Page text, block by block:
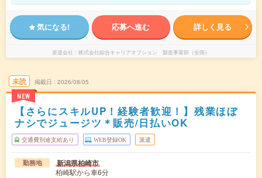
気になる! 応募へ進む 詳しく見る
派遣会社 株式会社綜合キャリアオプション 製造事業部（全国）
未読
NEW
掲載日 2026/08/05
【さらにスキルUP！経験者歓迎！】残業ほぼ
ナシでジュージツ＊販売/日払いOK
交通費別途支給あり WEB登録OK 派遣
勤務地 新潟県柏崎市
柏崎駅から車6分